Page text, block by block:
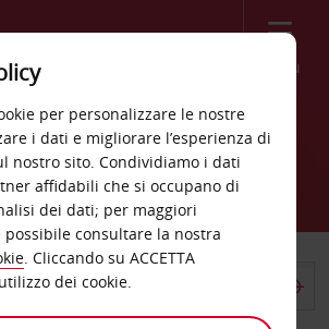
Menù
auto Asti città
per personalizzare le nostre
i dati e migliorare l’esperienza di
nostro sito. Condividiamo i dati
affidabili che si occupano di
dei dati; per maggiori
consultare la nostra
. Cliccando su ACCETTA
dei cookie.